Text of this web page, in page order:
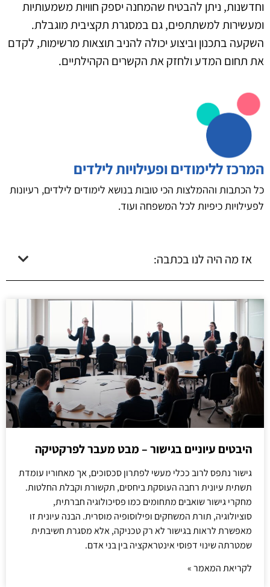
וחדשנות, ניתן להבטיח שהמחנה יספק חוויות משמעותיות
ומעשירות למשתתפים, גם במסגרת תקציבית מוגבלת.
השקעה בתכנון וביצוע יכולה להניב תוצאות מרשימות, לקדם
את תחום המדע ולחזק את הקשרים הקהילתיים.
המרכז ללימודים ופעילויות לילדים
כל הכתבות וההמלצות הכי טובות בנושא לימודים לילדים, רעיונות
לפעילויות כיפיות לכל המשפחה ועוד.
אז מה היה לנו בכתבה:
היבטים עיוניים בגישור – מבט מעבר לפרקטיקה
גישור נתפס לרוב ככלי מעשי לפתרון סכסוכים, אך מאחוריו עומדת
תשתית עיונית רחבה העוסקת ביחסים, תקשורת וקבלת החלטות.
מחקרי גישור שואבים מתחומים כמו פסיכולוגיה חברתית,
סוציולוגיה, תורת המשחקים ופילוסופיה מוסרית. הבנה עיונית זו
מאפשרת לראות בגישור לא רק טכניקה, אלא מסגרת חשיבתית
שמטרתה שינוי דפוסי אינטראקציה בין בני אדם.
לקריאת המאמר »